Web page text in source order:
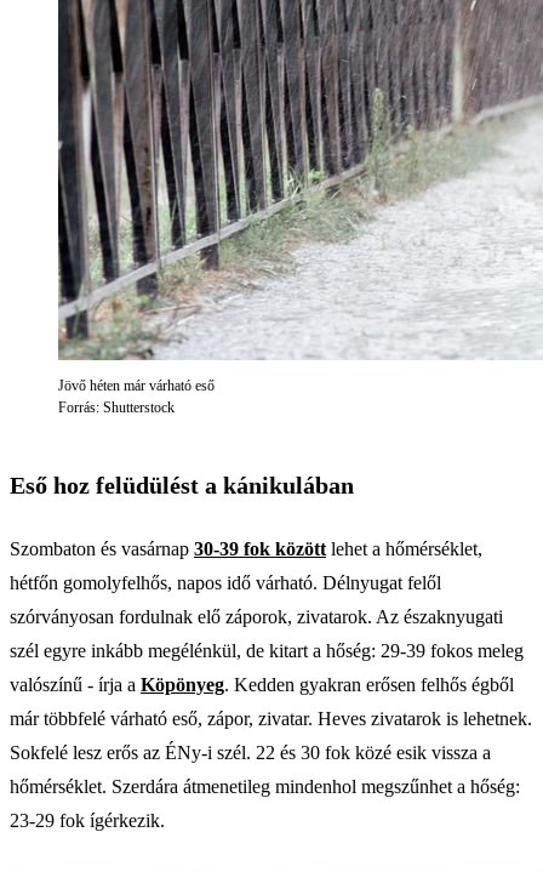
Jövő héten már várható eső
Forrás: Shutterstock
Eső hoz felüdülést a kánikulában
Szombaton és vasárnap 30-39 fok között lehet a hőmérséklet,
hétfőn gomolyfelhős, napos idő várható. Délnyugat felől
szórványosan fordulnak elő záporok, zivatarok. Az északnyugati
szél egyre inkább megélénkül, de kitart a hőség: 29-39 fokos meleg
valószínű - írja a Köpönyeg. Kedden gyakran erősen felhős égből
már többfelé várható eső, zápor, zivatar. Heves zivatarok is lehetnek.
Sokfelé lesz erős az ÉNy-i szél. 22 és 30 fok közé esik vissza a
hőmérséklet. Szerdára átmenetileg mindenhol megszűnhet a hőség:
23-29 fok ígérkezik.